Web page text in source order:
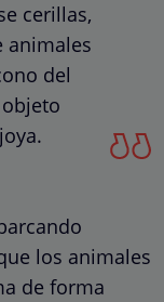
cerillas,
animales
del
los animales
de forma